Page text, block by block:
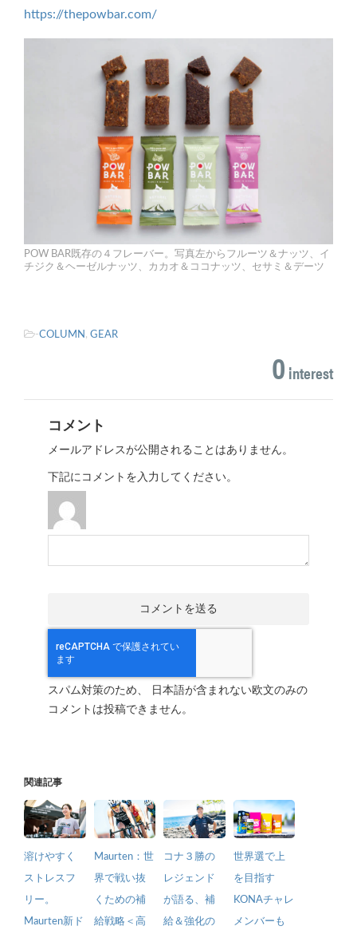
https://thepowbar.com/
POW BAR既存の４フレーバー。写真左からフルーツ＆ナッツ、イ
チジク＆ヘーゼルナッツ、カカオ＆ココナッツ、セサミ＆デーツ
-COLUMN , GEAR
0 interest
コメント
メールアドレスが公開されることはありません。
下記にコメントを入力してください。
スパム対策のため、 日本語が含まれない欧文のみの
コメントは投稿できません。
関連記事
溶けやすく
ストレスフ
リー。
Maurten新ド
Maurten：世
界で戦い抜
くための補
給戦略＜高
コナ３勝の
レジェンド
が語る、補
給＆強化の
世界選で上
を目指す
KONAチャレ
メンバーも